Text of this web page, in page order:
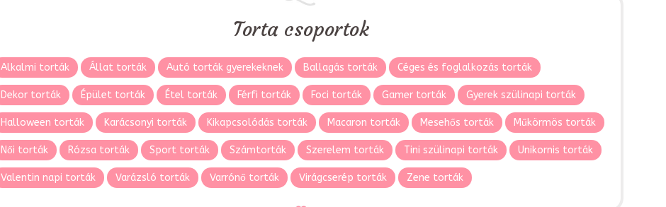
Torta csoportok
Alkalmi torták Állat torták Autó torták gyerekeknek Ballagás torták Céges és foglalkozás torták
Dekor torták Épület torták Étel torták Férfi torták Foci torták Gamer torták Gyerek szülinapi torták
Halloween torták Karácsonyi torták Kikapcsolódás torták Macaron torták Mesehős torták Műkörmös torták
Női torták Rózsa torták Sport torták Számtorták Szerelem torták Tini szülinapi torták Unikornis torták
Valentin napi torták Varázsló torták Varrónő torták Virágcserép torták Zene torták